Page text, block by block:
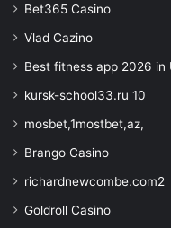
Bet365 Casino
Vlad Cazino
Best fitness app 2026 in
kursk-school33.ru 10
mosbet,1mostbet,az,
Brango Casino
richardnewcombe.com2
Goldroll Casino